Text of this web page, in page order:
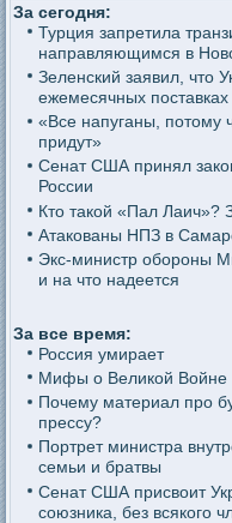
За сегодня:
Турция запретила
направляющимся в
Зеленский заявил, что
ежемесячных
«Все напуганы, потому
придут»
Сенат США принял
России
Кто такой «Пал Лаич»?
Атакованы НПЗ в
Экс-министр обороны
и на что надеется
За все время:
Россия умирает
Мифы о Великой Войне
Почему материал про
прессу?
Портрет министра
семьи и братвы
Сенат США присвоит
союзника, без всякого